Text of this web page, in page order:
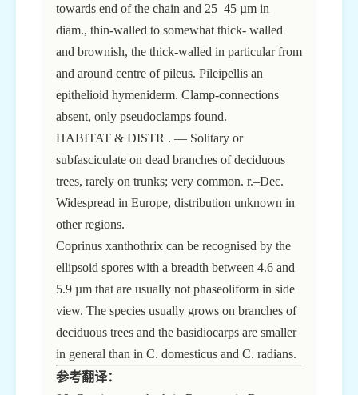
towards end of the chain and 25–45 µm in
diam., thin-walled to somewhat thick- walled
and brownish, the thick-walled in particular from
and around centre of pileus. Pileipellis an
epithelioid hymeniderm. Clamp-connections
absent, only pseudoclamps found.
HABITAT & DISTR . — Solitary or
subfasciculate on dead branches of deciduous
trees, rarely on trunks; very common. r.–Dec.
Widespread in Europe, distribution unknown in
other regions.
Coprinus xanthothrix can be recognised by the
ellipsoid spores with a breadth between 4.6 and
5.9 µm that are usually not phaseoliform in side
view. The species usually grows on branches of
deciduous trees and the basidiocarps are smaller
in general than in C. domesticus and C. radians.
参考翻译：